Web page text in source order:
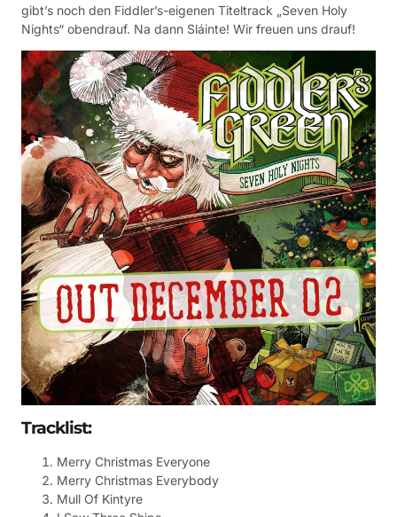
gibt’s noch den Fiddler’s-eigenen Titeltrack „Seven Holy
Nights“ obendrauf. Na dann Sláinte! Wir freuen uns drauf!
Tracklist:
Merry Christmas Everyone
Merry Christmas Everybody
Mull Of Kintyre